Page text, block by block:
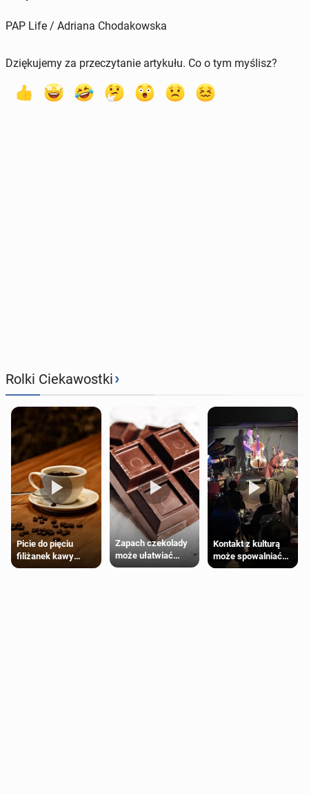
PAP Life / Adriana Chodakowska
Dziękujemy za przeczytanie artykułu. Co o tym myślisz?
Rolki Ciekawostki›
Picie do pięciu
filiżanek kawy
dziennie jest
Zapach czekolady
może ułatwiać
trening siłowy
Kontakt z kulturą
może spowalniać
starzenie